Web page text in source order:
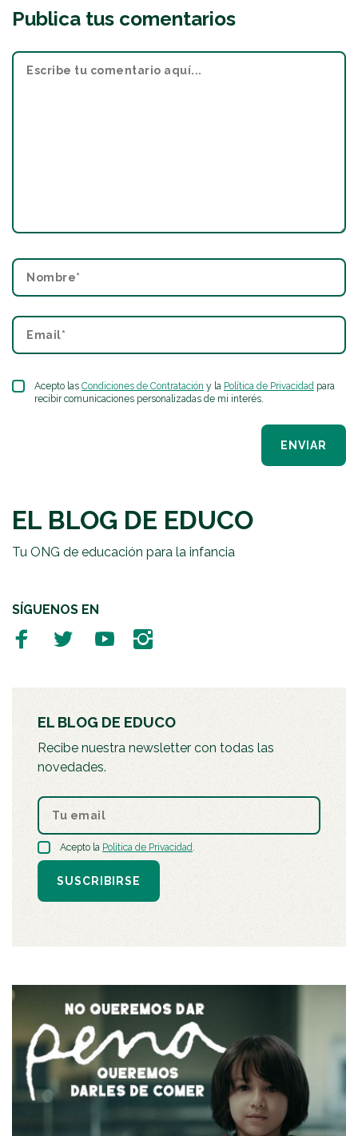
Publica tus comentarios
Acepto las Condiciones de Contratación y la Política de Privacidad para
recibir comunicaciones personalizadas de mi interés.
ENVIAR
EL BLOG DE EDUCO
Tu ONG de educación para la infancia
SÍGUENOS EN
EL BLOG DE EDUCO
Recibe nuestra newsletter con todas las
novedades.
Acepto la Política de Privacidad.
SUSCRIBIRSE